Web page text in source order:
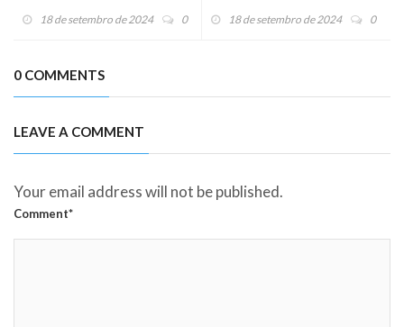
Misericórdia
18 de setembro de 2024 0 18 de setembro de 2024 0
0 COMMENTS
LEAVE A COMMENT
Your email address will not be published.
Comment*